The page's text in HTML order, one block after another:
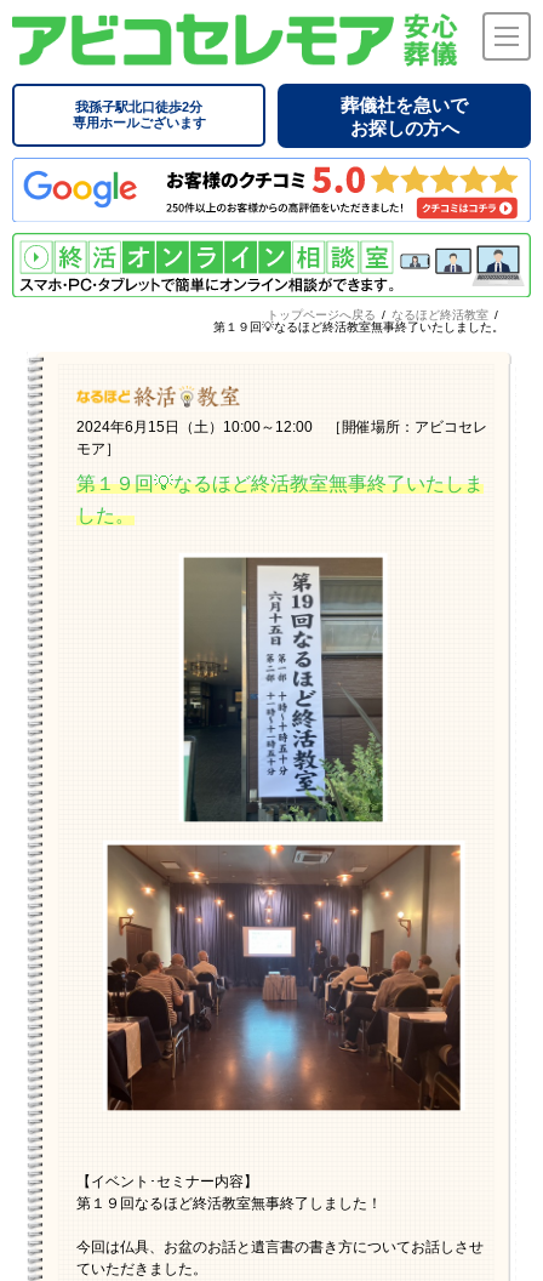
我孫子駅北口徒歩2分
専用ホールございます
葬儀社を急いで
お探しの方へ
トップページへ戻る / なるほど終活教室/
第１９回💡なるほど終活教室無事終了いたしました。
2024年6月15日（土）10:00～12:00 ［開催場所：アビコセレ
モア］
第１９回💡なるほど終活教室無事終了いたしま
した。
【イベント･セミナー内容】
第１９回なるほど終活教室無事終了しました！
今回は仏具、お盆のお話と遺言書の書き方についてお話しさせ
ていただきました。